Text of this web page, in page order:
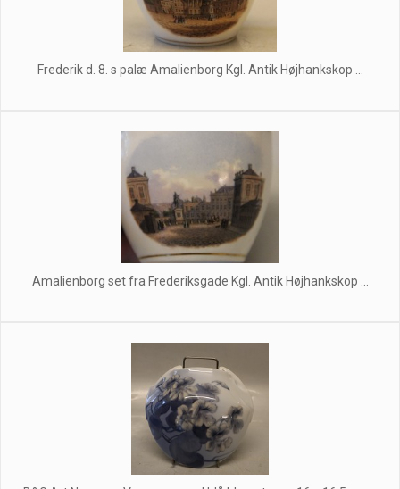
Frederik d. 8. s palæ Amalienborg Kgl. Antik Højhankskop ...
Amalienborg set fra Frederiksgade Kgl. Antik Højhankskop ...